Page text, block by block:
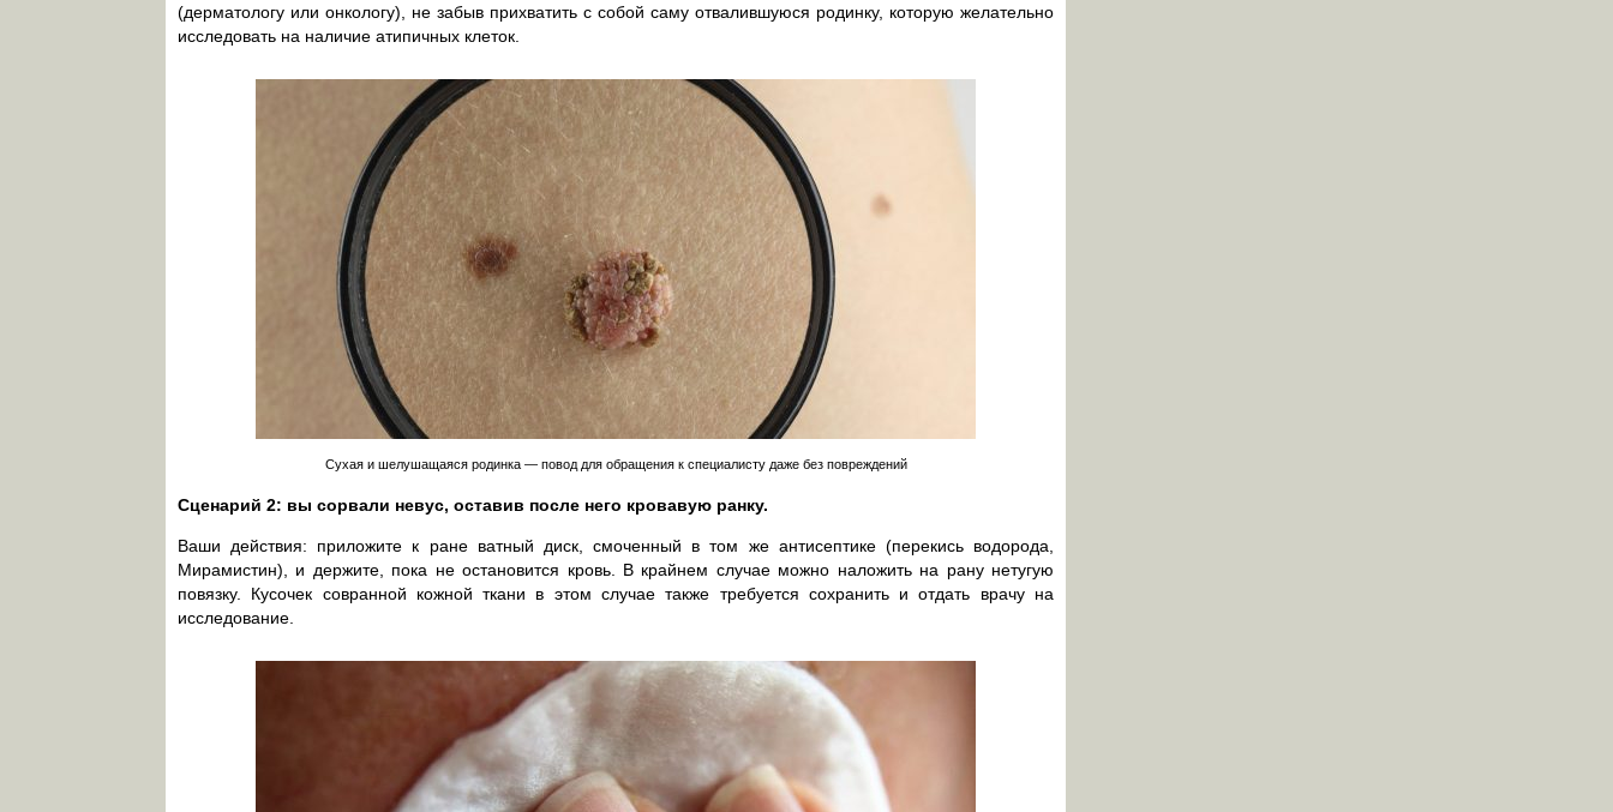
(дерматологу или онкологу), не забыв прихватить с собой саму отвалившуюся родинку, которую желательно
исследовать на наличие атипичных клеток.
Сухая и шелушащаяся родинка — повод для обращения к специалисту даже без повреждений
Сценарий 2: вы сорвали невус, оставив после него кровавую ранку.
Ваши действия: приложите к ране ватный диск, смоченный в том же антисептике (перекись водорода,
Мирамистин), и держите, пока не остановится кровь. В крайнем случае можно наложить на рану нетугую
повязку. Кусочек совранной кожной ткани в этом случае также требуется сохранить и отдать врачу на
исследование.